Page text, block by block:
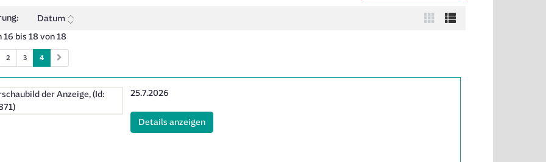
zurück). Drücken Sie die Eingabetaste, um Unterkategorien ein- oder auszuklappen und Links zu öffnen. Mit Pfeil rechts klappen Sie
Datum
16 bis 18 von 18
2 3 4
Erscheinungsdatum:
25.7.2026
Details anzeigen(ID: 2061871)